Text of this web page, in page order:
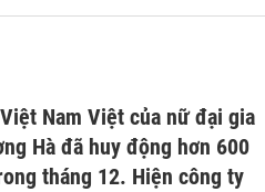
Nam Việt của nữ đại gia
Hà đã huy động hơn 600
tháng 12. Hiện công ty